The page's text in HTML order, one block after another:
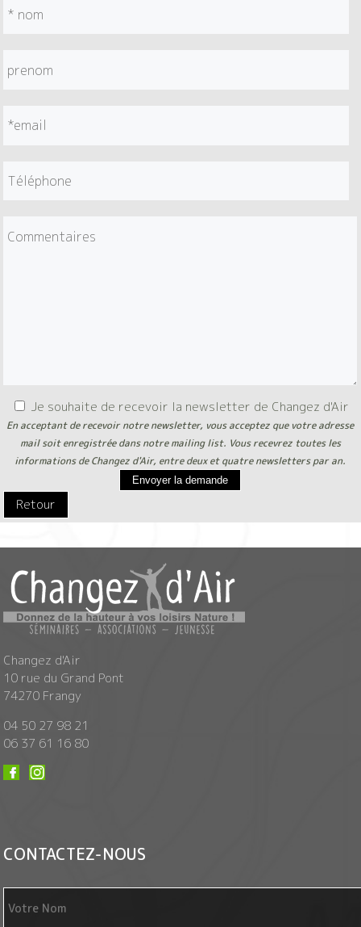
Je souhaite de recevoir la newsletter de Changez d'Air
En acceptant de recevoir notre newsletter, vous acceptez que votre adresse
mail soit enregistrée dans notre mailing list. Vous recevrez toutes les
informations de Changez d'Air, entre deux et quatre newsletters par an.
Envoyer la demande
Retour
Changez d'Air
10 rue du Grand Pont
74270 Frangy
04 50 27 98 21
06 37 61 16 80
CONTACTEZ-NOUS